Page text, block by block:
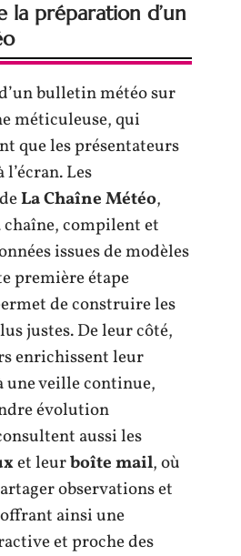
la préparation d’un
bulletin météo sur
méticuleuse, qui
que les présentateurs
l’écran. Les
La Chaîne Météo,
compilent et
issues de modèles
première étape
de construire les
justes. De leur côté,
enrichissent leur
une veille continue,
évolution
aussi les
et leurboîte mail, où
observations et
ainsi une
et proche des